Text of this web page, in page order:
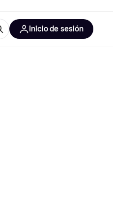
Inicio de sesión